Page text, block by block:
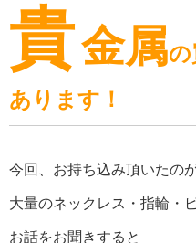
貴金属
あります！
今回、お持ち込み頂いたの
大量のネックレス・指輪・
お話をお聞きすると